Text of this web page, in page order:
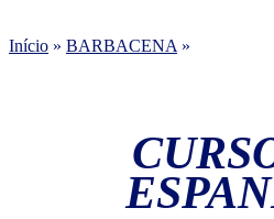
Início » BARBACENA »